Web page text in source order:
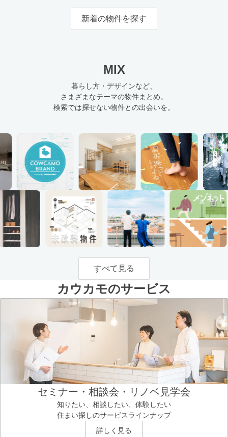
新着の物件を探す
MIX
暮らし方・デザインなど、
さまざまなテーマの物件まとめ。
検索では探せない物件との出会いを。
すべて見る
カウカモのサービス
セミナー・相談会・リノベ見学会
知りたい、相談したい、体験したい
住まい探しのサービスラインナップ
詳しく見る